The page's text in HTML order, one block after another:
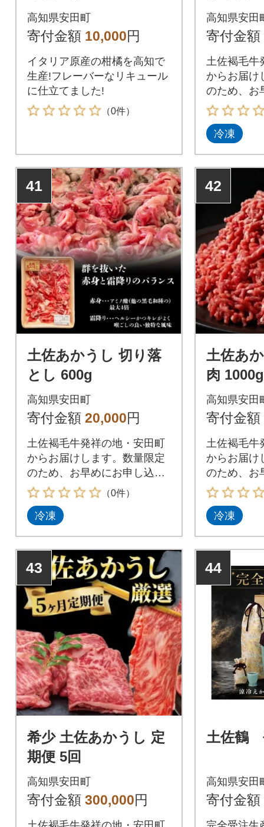
高知県安田町
寄付金額 10,000円
イタリア原産の柑橘を高知で
生産!フレーバーなリキュール
に仕立てました!
（0件）
高知県安田
寄付金額
土佐褐毛牛
からお届け
のため、お
ください。
冷凍
41
土佐あかうし 切り落
とし 600g
高知県安田町
寄付金額 20,000円
土佐褐毛牛発祥の地・安田町
からお届けします。数量限定
のため、お早めにお申し込み
ください。
（0件）
冷凍
42
土佐あ
肉 1000g
高知県安田
寄付金額
土佐褐毛牛
からお届け
のため、お
ください。
冷凍
43
希少 土佐あかうし 定
期便 5回
高知県安田町
寄付金額 300,000円
44
土佐鶴
高知県安田
寄付金額